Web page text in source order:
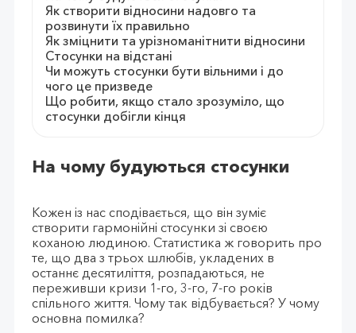
Як створити відносини надовго та
розвинути їх правильно
Як зміцнити та урізноманітнити відносини
Стосунки на відстані
Чи можуть стосунки бути вільними і до
чого це призведе
Що робити, якщо стало зрозуміло, що
стосунки добігли кінця
На чому будуються стосунки
Кожен із нас сподівається, що він зуміє
створити гармонійні стосунки зі своєю
коханою людиною. Статистика ж говорить про
те, що два з трьох шлюбів, укладених в
останнє десятиліття, розпадаються, не
переживши кризи 1-го, 3-го, 7-го років
спільного життя. Чому так відбувається? У чому
основна помилка?